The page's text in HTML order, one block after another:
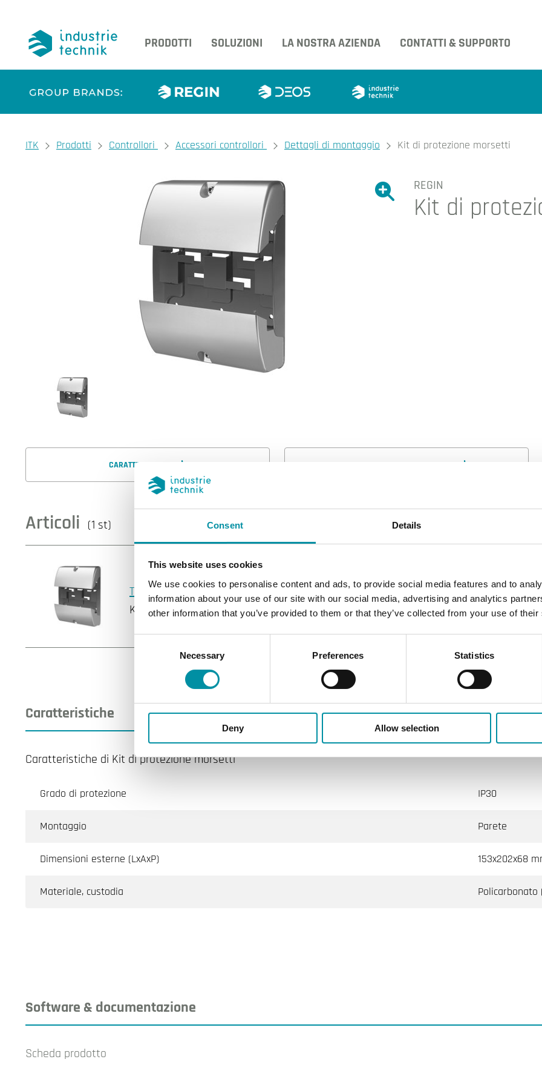
Consent Details
This website uses cookies
We use cookies to personalise content and ads, to provide social media features and to
information about your use of our site with our social media, advertising and analytics
other information that you’ve provided to them or that they’ve collected from your use of
Necessary Preferences Statistics
Deny Allow selection
PRODOTTI
SOLUZIONI LA NOSTRA AZIENDA CONTATTI & SUPPORTO
You are here:
ITK Prodotti Controllori Accessori controllori Dettagli di montaggio Kit di protezione morsetti
Ingrandire l'immagine.
Ingrandire
REGIN
Kit di
CARATTERISTICHE
Articoli (1 st)
TP-AE
Kit coperture morsetti per controllori Adro e Eedo
Caratteristiche
Caratteristiche di Kit di protezione morsetti
Grado di protezione IP30
Montaggio Parete
Dimensioni esterne (LxAxP) 153x202x68
Materiale, custodia Policarbonato
Software & documentazione
Scheda prodotto